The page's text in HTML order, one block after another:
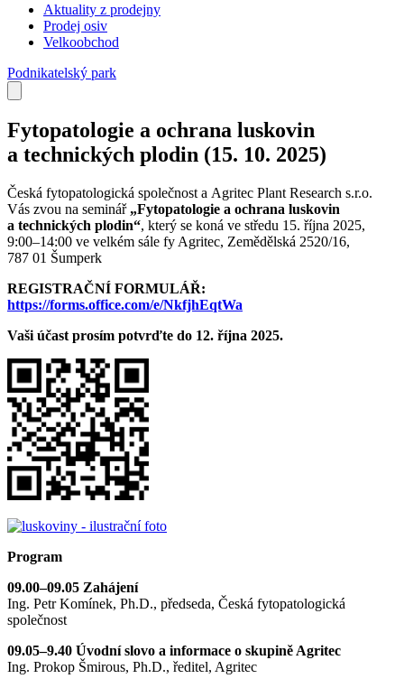
Aktuality z prodejny
Prodej osiv
Velkoobchod
Podnikatelský park
Fytopatologie a ochrana luskovin
a technických plodin (15. 10. 2025)
Česká fytopatologická společnost a Agritec Plant Research s.r.o.
Vás zvou na seminář „Fytopatologie a ochrana luskovin
a technických plodin“, který se koná ve středu 15. října 2025,
9:00–14:00 ve velkém sále fy Agritec, Zemědělská 2520/16,
787 01 Šumperk
REGISTRAČNÍ FORMULÁŘ:
https://forms.office.com/e/NkfjhEqtWa
Vaši účast prosím potvrďte do 12. října 2025.
Program
09.00–09.05 Zahájení
Ing. Petr Komínek, Ph.D., předseda, Česká fytopatologická
společnost
09.05–9.40 Úvodní slovo a informace o skupině Agritec
Ing. Prokop Šmirous, Ph.D., ředitel, Agritec